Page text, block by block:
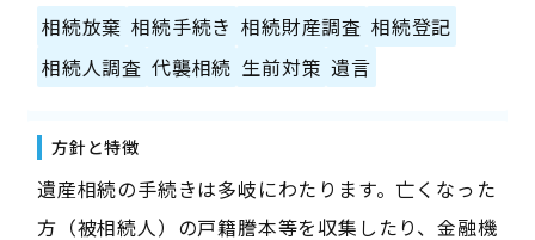
相続放棄 相続手続き 相続財産調査 相続登記
相続人調査 代襲相続 生前対策 遺言
方針と特徴
遺産相続の手続きは多岐にわたります。亡くなった
方（被相続人）の戸籍謄本等を収集したり、金融機